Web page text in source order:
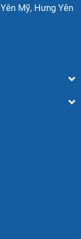
Mỹ, Hưng Yên